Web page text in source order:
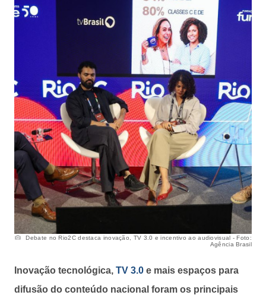
Debate no Rio2C destaca inovação, TV 3.0 e incentivo ao audiovisual - Foto:
Agência Brasil
Inovação tecnológica, TV 3.0 e mais espaços para
difusão do conteúdo nacional foram os principais